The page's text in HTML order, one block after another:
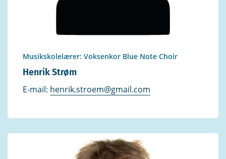
Musikskolelærer: Voksenkor Blue Note Choir
Henrik Strøm
E-mail: henrik.stroem@gmail.com